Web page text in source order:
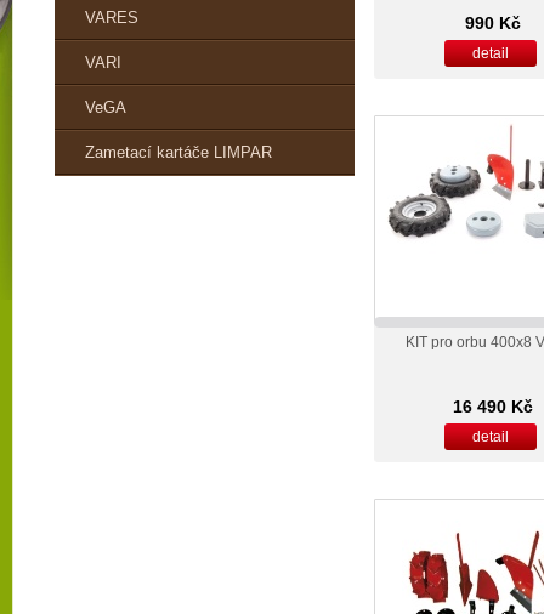
VARES
VARI
VeGA
Zametací kartáče LIMPAR
990 Kč
detail
KIT pro orbu 400x8
16 490 Kč
detail